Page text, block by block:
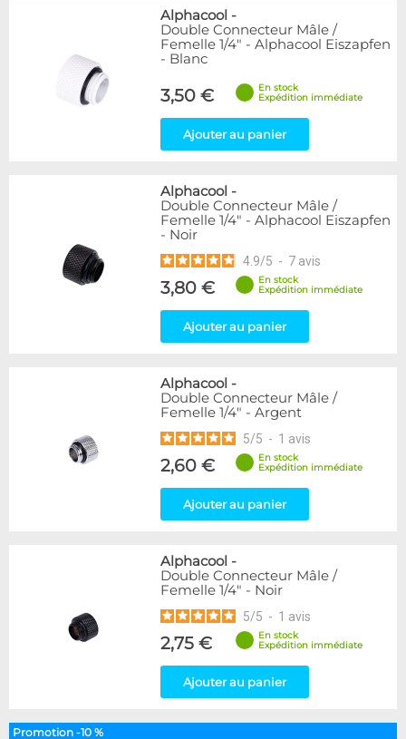
Alphacool -
Double Connecteur Mâle /
Femelle 1/4" - Alphacool Eiszapfen
- Blanc
3,50 €
En stock
Expédition immédiate
Ajouter au panier
Alphacool -
Double Connecteur Mâle /
Femelle 1/4" - Alphacool Eiszapfen
- Noir
4.9/5 - 7 avis
3,80 €
En stock
Expédition immédiate
Ajouter au panier
Alphacool -
Double Connecteur Mâle /
Femelle 1/4" - Argent
5/5 - 1 avis
2,60 €
En stock
Expédition immédiate
Ajouter au panier
Alphacool -
Double Connecteur Mâle /
Femelle 1/4" - Noir
5/5 - 1 avis
2,75 €
En stock
Expédition immédiate
Ajouter au panier
Promotion -10 %